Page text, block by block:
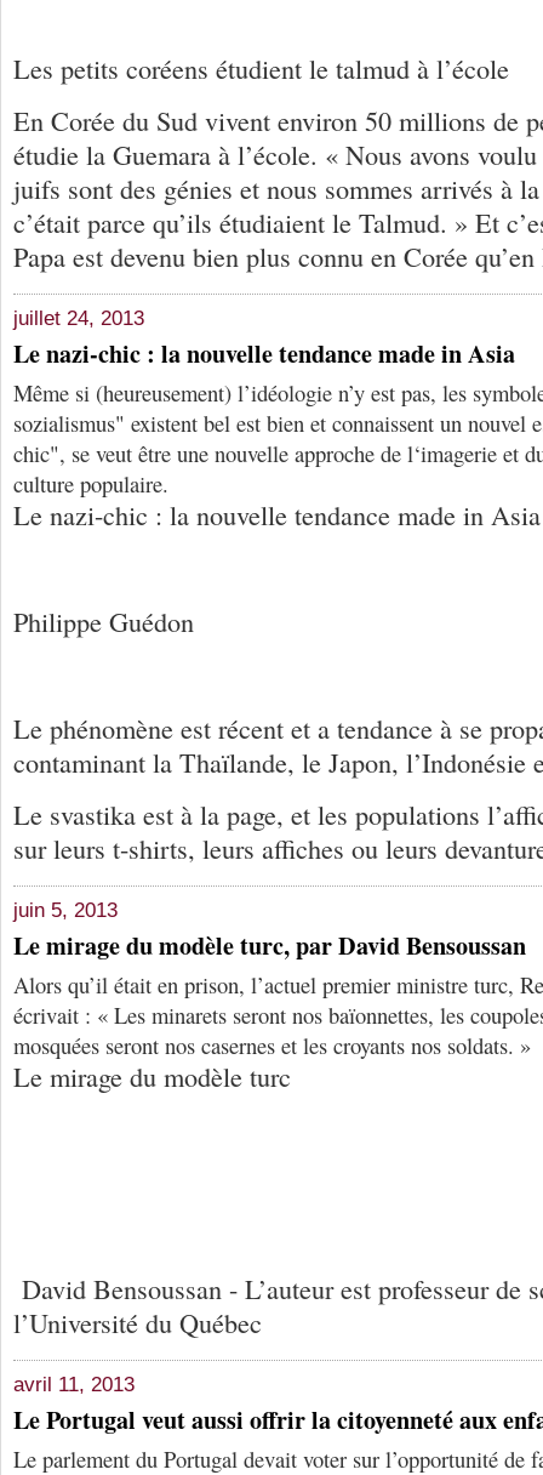
Les petits coréens étudient le talmud à l’école
En Corée du Sud vivent environ 50 millions de
étudie la Guemara à l’école. « Nous avons
juifs sont des génies et nous sommes arrivés à
c’était parce qu’ils étudiaient le Talmud. » Et
Papa est devenu bien plus connu en Corée
juillet 24, 2013
Le nazi-chic : la nouvelle tendance made in Asia
Même si (heureusement) l’idéologie n’y est pas, les
sozialismus" existent bel est bien et connaissent un nouvel
chic", se veut être une nouvelle approche de l‘imagerie et
culture populaire.
Le nazi-chic : la nouvelle tendance made in Asia
Philippe Guédon
Le phénomène est récent et a tendance à se
contaminant la Thaïlande, le Japon, l’Indonésie
Le svastika est à la page, et les populations
sur leurs t-shirts, leurs affiches ou leurs
juin 5, 2013
Le mirage du modèle turc, par David Bensoussan
Alors qu’il était en prison, l’actuel premier ministre turc,
écrivait : « Les minarets seront nos baïonnettes, les
mosquées seront nos casernes et les croyants nos soldats. »
Le mirage du modèle turc
David Bensoussan - L’auteur est professeur de
l’Université du Québec
avril 11, 2013
Le Portugal veut aussi offrir la citoyenneté aux
Le parlement du Portugal devait voter sur l’opportunité de